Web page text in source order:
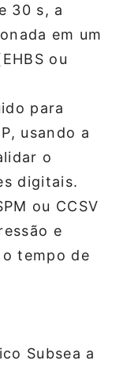
30 s, a
em um
ou
para
usando a
o
digitais.
ou CCSV
e
tempo de
Subsea a